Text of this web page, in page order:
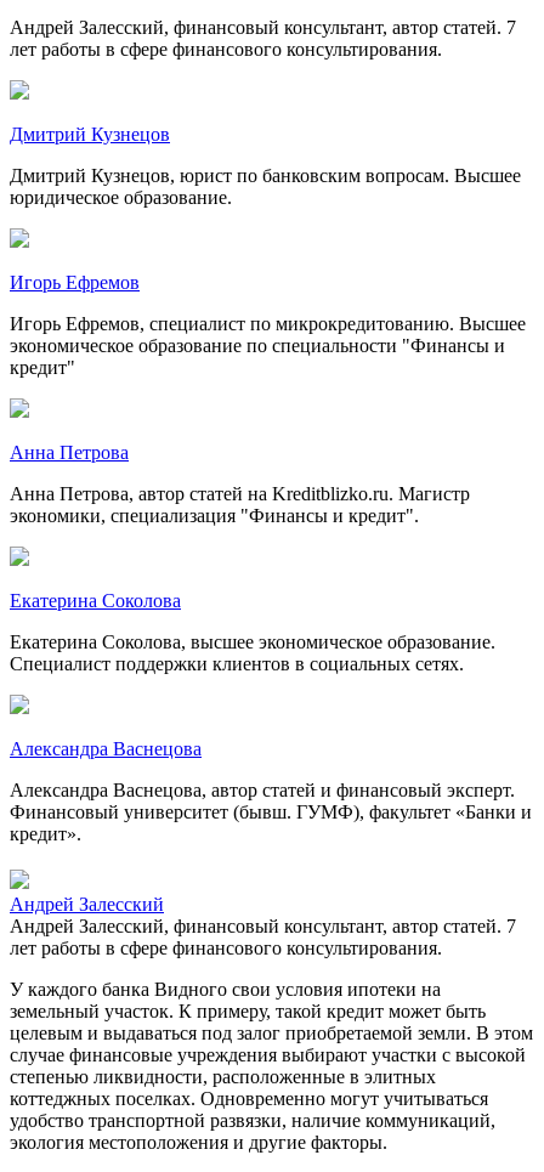
Андрей Залесский, финансовый консультант, автор статей. 7
лет работы в сфере финансового консультирования.
Дмитрий Кузнецов
Дмитрий Кузнецов, юрист по банковским вопросам. Высшее
юридическое образование.
Игорь Ефремов
Игорь Ефремов, специалист по микрокредитованию. Высшее
экономическое образование по специальности "Финансы и
кредит"
Анна Петрова
Анна Петрова, автор статей на Kreditblizko.ru. Магистр
экономики, специализация "Финансы и кредит".
Екатерина Соколова
Екатерина Соколова, высшее экономическое образование.
Специалист поддержки клиентов в социальных сетях.
Александра Васнецова
Александра Васнецова, автор статей и финансовый эксперт.
Финансовый университет (бывш. ГУМФ), факультет «Банки и
кредит».
Андрей Залесский
Андрей Залесский, финансовый консультант, автор статей. 7
лет работы в сфере финансового консультирования.
У каждого банка Видного свои условия ипотеки на
земельный участок. К примеру, такой кредит может быть
целевым и выдаваться под залог приобретаемой земли. В этом
случае финансовые учреждения выбирают участки с высокой
степенью ликвидности, расположенные в элитных
коттеджных поселках. Одновременно могут учитываться
удобство транспортной развязки, наличие коммуникаций,
экология местоположения и другие факторы.